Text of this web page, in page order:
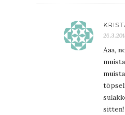
Aaa,
sitten!